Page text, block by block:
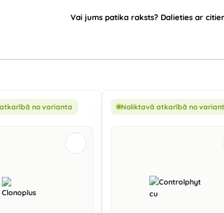
Vai jums patika raksts? Dalieties ar
no varianta Noliktavā atkarībā no